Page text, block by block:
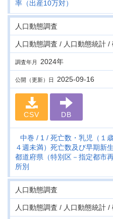
率（出産10万対）
人口動態調査
人口動態調査 / 人口動態統計 /
調査年月 2024年
公開（更新）日 2025-09-16
CSV DB
中巻 1
死亡数・乳児（１
４週未満）死亡数及び早期新
都道府県（特別区－指定都市
所別
人口動態調査
人口動態調査 / 人口動態統計 /